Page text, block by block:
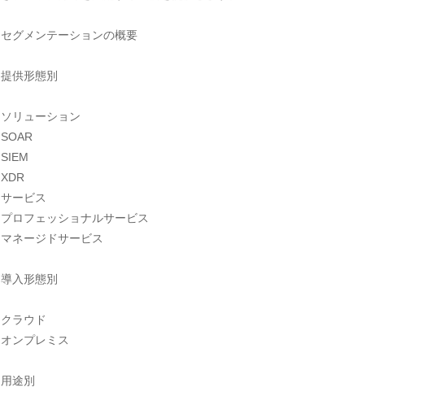
セグメンテーションの概要
提供形態別
ソリューション
SOAR
SIEM
XDR
サービス
プロフェッショナルサービス
マネージドサービス
導入形態別
クラウド
オンプレミス
用途別